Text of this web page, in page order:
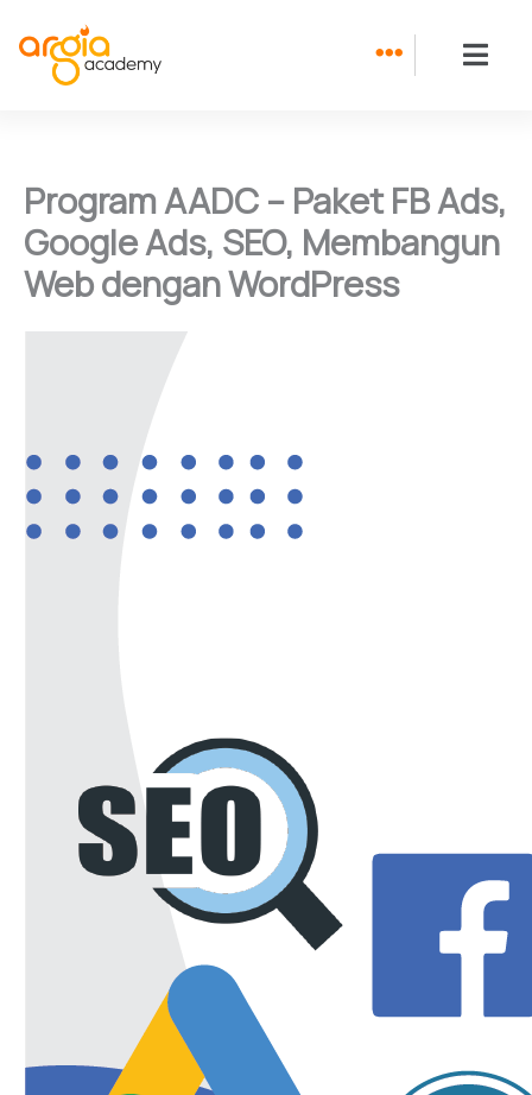
content
Program AADC – Paket FB Ads,
Google Ads, SEO, Membangun
Web dengan WordPress